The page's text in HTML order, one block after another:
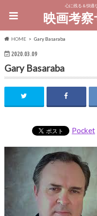
心に残る＆快適
映画考
HOME Gary Basaraba
2020.03.09
Gary Basaraba
Pocket